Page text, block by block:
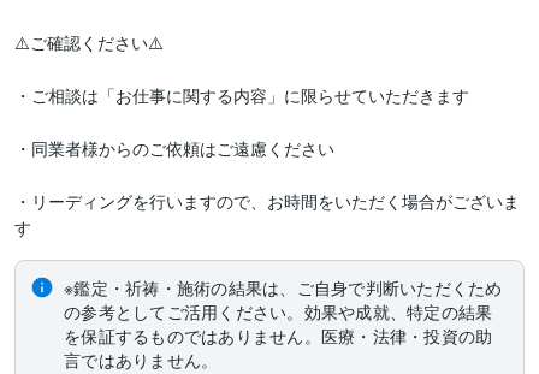
⚠️ご確認ください⚠️
・ご相談は「お仕事に関する内容」に限らせていただきます
・同業者様からのご依頼はご遠慮ください
・リーディングを行いますので、お時間をいただく場合がございま
※鑑定・祈祷・施術の結果は、ご自身で判断いただくため
の参考としてご活用ください。効果や成就、特定の結果
を保証するものではありません。医療・法律・投資の助
言ではありません。